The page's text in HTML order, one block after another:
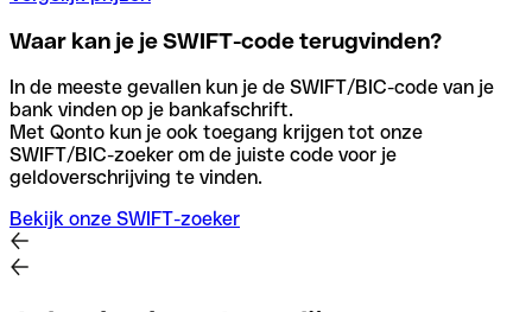
Waar kan je je SWIFT-code terugvinden?
In de meeste gevallen kun je de SWIFT/BIC-code van je
bank vinden op je bankafschrift.
Met Qonto kun je ook toegang krijgen tot onze
SWIFT/BIC-zoeker om de juiste code voor je
geldoverschrijving te vinden.
Bekijk onze SWIFT-zoeker